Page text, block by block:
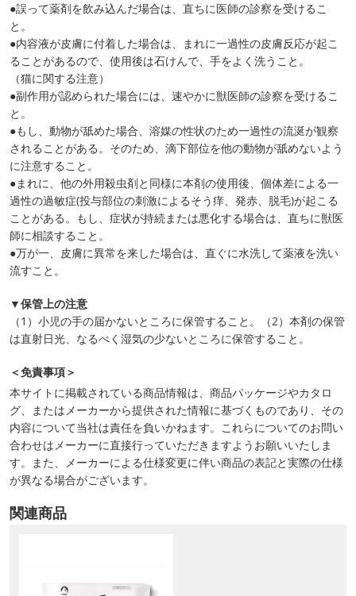
●誤って薬剤を飲み込んだ場合は、直ちに医師の診察を受けるこ
と。
●内容液が皮膚に付着した場合は、まれに一過性の皮膚反応が起こ
ることがあるので、使用後は石けんで、手をよく洗うこと。
（猫に関する注意）
●副作用が認められた場合には、速やかに獣医師の診察を受けるこ
と。
●もし、動物が舐めた場合、溶媒の性状のため一過性の流涎が観察
されることがある。そのため、滴下部位を他の動物が舐めないよう
に注意すること。
●まれに、他の外用殺虫剤と同様に本剤の使用後、個体差による一
過性の過敏症(投与部位の刺激によるそう痒、発赤、脱毛)が起こる
ことがある。もし、症状が持続または悪化する場合は、直ちに獣医
師に相談すること。
●万が一、皮膚に異常を来した場合は、直ぐに水洗して薬液を洗い
流すこと。
▼保管上の注意
（1）小児の手の届かないところに保管すること。（2）本剤の保管
は直射日光、なるべく湿気の少ないところに保管すること。
＜免責事項＞
本サイトに掲載されている商品情報は、商品パッケージやカタロ
グ、またはメーカーから提供された情報に基づくものであり、その
内容について当社は責任を負いかねます。これらについてのお問い
合わせはメーカーに直接行っていただきますようお願いいたしま
す。また、メーカーによる仕様変更に伴い商品の表記と実際の仕様
が異なる場合がございます。
関連商品